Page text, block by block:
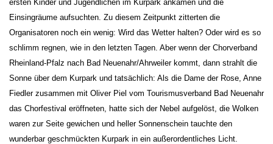
ersten Kinder und Jugendlichen im Kurpark ankamen und die
Einsingräume aufsuchten. Zu diesem Zeitpunkt zitterten die
Organisatoren noch ein wenig: Wird das Wetter halten? Oder wird es so
schlimm regnen, wie in den letzten Tagen. Aber wenn der Chorverband
Rheinland-Pfalz nach Bad Neuenahr/Ahrweiler kommt, dann strahlt die
Sonne über dem Kurpark und tatsächlich: Als die Dame der Rose, Anne
Fiedler zusammen mit Oliver Piel vom Tourismusverband Bad Neuenahr
das Chorfestival eröffneten, hatte sich der Nebel aufgelöst, die Wolken
waren zur Seite gewichen und heller Sonnenschein tauchte den
wunderbar geschmückten Kurpark in ein außerordentliches Licht.